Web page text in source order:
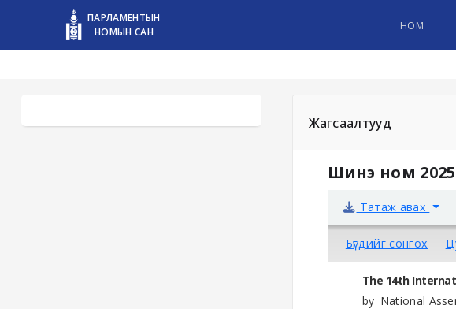
ПАРЛАМЕНТЫН
НОМЫН САН
НОМ
Жагсаалтууд
Шинэ ном 2025
Татаж авах
Бүгдийг сонгох
The 14th
by National